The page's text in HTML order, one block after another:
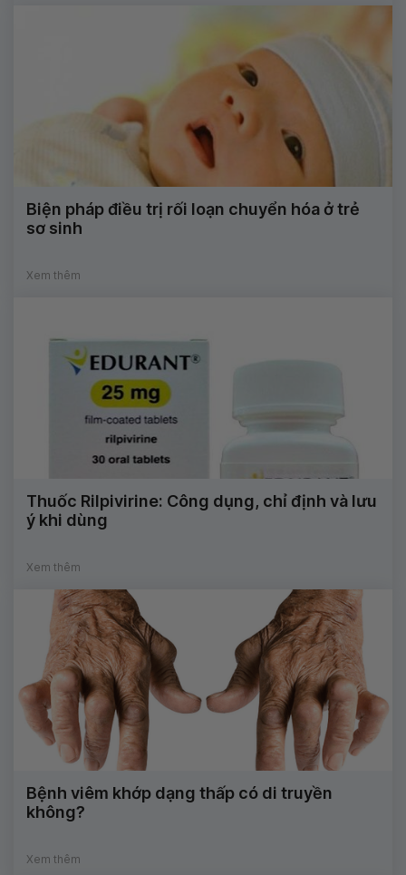
Biện pháp điều trị rối loạn chuyển hóa ở trẻ
sơ sinh
Xem thêm
Thuốc Rilpivirine: Công dụng, chỉ định và lưu
ý khi dùng
Xem thêm
Bệnh viêm khớp dạng thấp có di truyền
không?
Xem thêm